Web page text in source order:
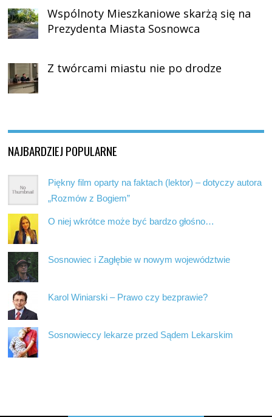
Wspólnoty Mieszkaniowe skarżą się na
Prezydenta Miasta Sosnowca
Z twórcami miastu nie po drodze
NAJBARDZIEJ POPULARNE
Piękny film oparty na faktach (lektor) – dotyczy autora
„Rozmów z Bogiem”
O niej wkrótce może być bardzo głośno…
Sosnowiec i Zagłębie w nowym województwie
Karol Winiarski – Prawo czy bezprawie?
Sosnowieccy lekarze przed Sądem Lekarskim